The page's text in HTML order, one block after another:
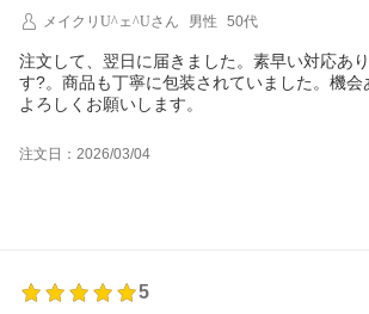
メイクリU^ェ^Uさん
男性 50代
注文して、翌日に届きました。素早い対応あ
す?。商品も丁寧に包装されていました。機会
よろしくお願いします。
注文日：2026/03/04
5